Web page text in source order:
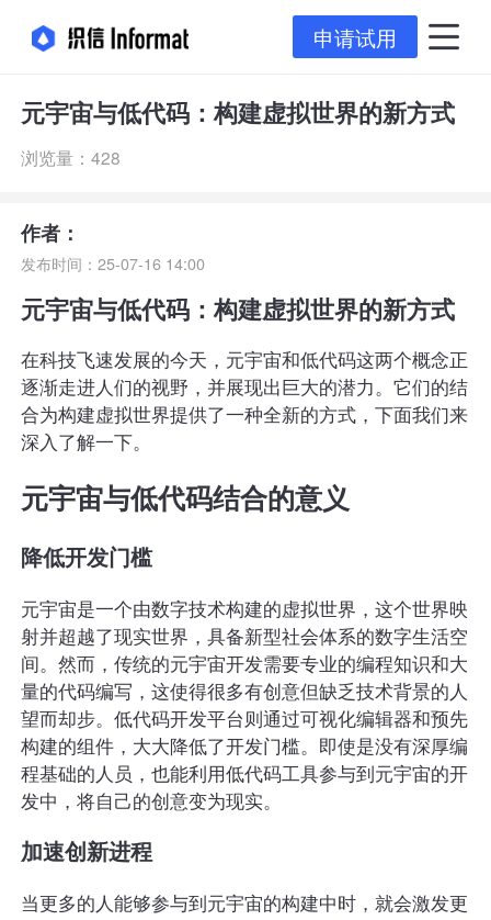
申请试用
元宇宙与低代码：构建虚拟世界的新方式
浏览量：428
作者：
发布时间：25-07-16 14:00
元宇宙与低代码：构建虚拟世界的新方式
在科技飞速发展的今天，元宇宙和低代码这两个概念正
逐渐走进人们的视野，并展现出巨大的潜力。它们的结
合为构建虚拟世界提供了一种全新的方式，下面我们来
深入了解一下。
元宇宙与低代码结合的意义
降低开发门槛
元宇宙是一个由数字技术构建的虚拟世界，这个世界映
射并超越了现实世界，具备新型社会体系的数字生活空
间。然而，传统的元宇宙开发需要专业的编程知识和大
量的代码编写，这使得很多有创意但缺乏技术背景的人
望而却步。低代码开发平台则通过可视化编辑器和预先
构建的组件，大大降低了开发门槛。即使是没有深厚编
程基础的人员，也能利用低代码工具参与到元宇宙的开
发中，将自己的创意变为现实。
加速创新进程
当更多的人能够参与到元宇宙的构建中时，就会激发更